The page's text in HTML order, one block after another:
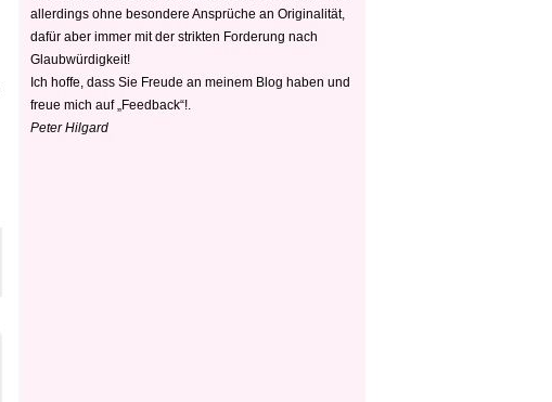
allerdings ohne besondere Ansprüche an Originalität,
dafür aber immer mit der strikten Forderung nach
Glaubwürdigkeit!
Ich hoffe, dass Sie Freude an meinem Blog haben und
freue mich auf „Feedback“!.
Peter Hilgard